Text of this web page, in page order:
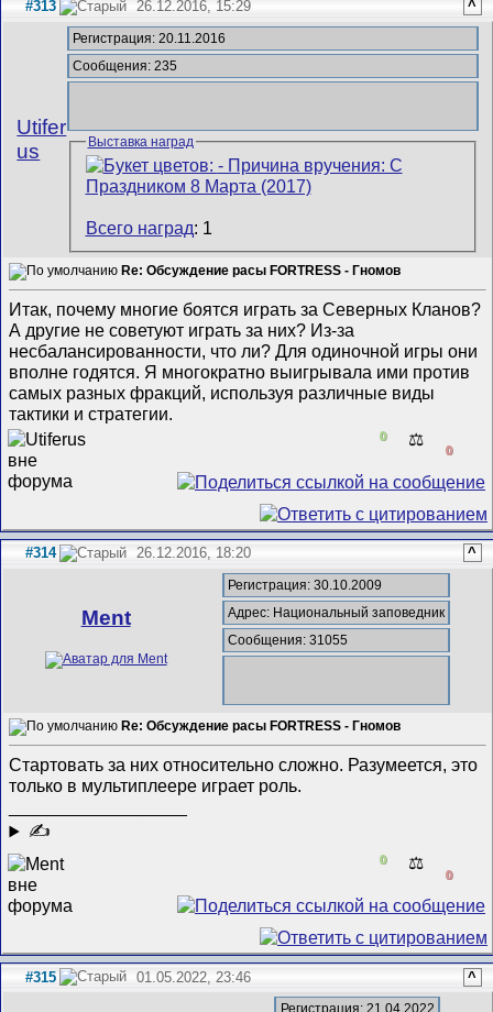
#313 26.12.2016, 15:29 ^
Utifer
us
Регистрация: 20.11.2016
Сообщения: 235
Выставка наград
Всего наград: 1
Re: Обсуждение расы FORTRESS - Гномов
Итак, почему многие боятся играть за Северных Кланов?
А другие не советуют играть за них? Из-за
несбалансированности, что ли? Для одиночной игры они
вполне годятся. Я многократно выигрывала ими против
самых разных фракций, используя различные виды
тактики и стратегии.
0 ⚖️
0
#314 26.12.2016, 18:20 ^
Ment
Регистрация: 30.10.2009
Адрес: Национальный заповедник
Сообщения: 31055
Re: Обсуждение расы FORTRESS - Гномов
Стартовать за них относительно сложно. Разумеется, это
только в мультиплеере играет роль.
✍
0 ⚖️
0
#315 01.05.2022, 23:46 ^
Регистрация: 21.04.2022